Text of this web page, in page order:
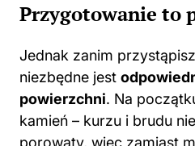
Przygotowanie to
Jednak zanim
niezbędne jest
powierzchni. Na
kamień – kurzu i brudu
porowaty, więc zamiast